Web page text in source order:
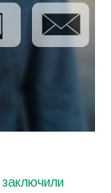
заключили